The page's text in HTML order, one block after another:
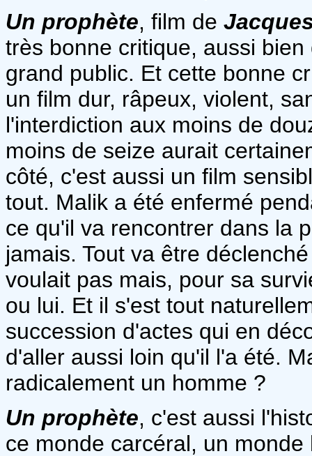
Un prophète, film de
très bonne critique, aussi
grand public. Et cette bonne
un film dur, râpeux, violent,
l'interdiction aux moins de
moins de seize aurait
côté, c'est aussi un film
tout. Malik a été enfermé
ce qu'il va rencontrer dans la
jamais. Tout va être
voulait pas mais, pour sa
ou lui. Et il s'est tout
succession d'actes qui en
d'aller aussi loin qu'il l'a été.
radicalement un homme ?
Un prophète, c'est aussi
ce monde carcéral, un